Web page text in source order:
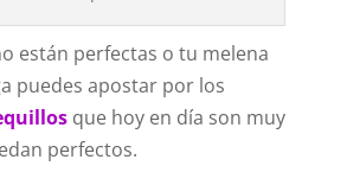
están perfectas o tu melena
puedes apostar por los
que hoy en día son muy
perfectos.